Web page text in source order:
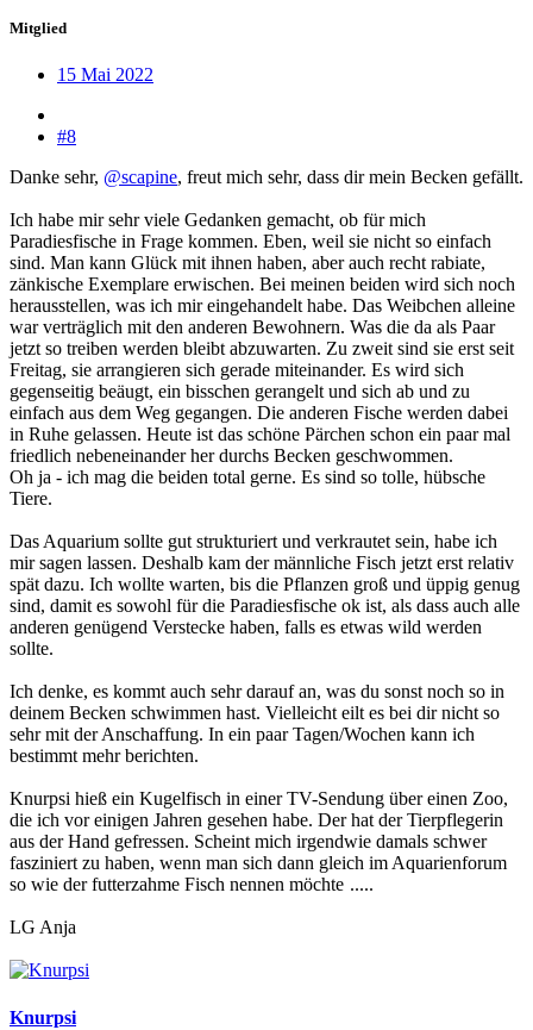
Mitglied
15 Mai 2022
#8
Danke sehr, @scapine, freut mich sehr, dass dir mein Becken gefällt.
Ich habe mir sehr viele Gedanken gemacht, ob für mich
Paradiesfische in Frage kommen. Eben, weil sie nicht so einfach
sind. Man kann Glück mit ihnen haben, aber auch recht rabiate,
zänkische Exemplare erwischen. Bei meinen beiden wird sich noch
herausstellen, was ich mir eingehandelt habe. Das Weibchen alleine
war verträglich mit den anderen Bewohnern. Was die da als Paar
jetzt so treiben werden bleibt abzuwarten. Zu zweit sind sie erst seit
Freitag, sie arrangieren sich gerade miteinander. Es wird sich
gegenseitig beäugt, ein bisschen gerangelt und sich ab und zu
einfach aus dem Weg gegangen. Die anderen Fische werden dabei
in Ruhe gelassen. Heute ist das schöne Pärchen schon ein paar mal
friedlich nebeneinander her durchs Becken geschwommen.
Oh ja - ich mag die beiden total gerne. Es sind so tolle, hübsche
Tiere.
Das Aquarium sollte gut strukturiert und verkrautet sein, habe ich
mir sagen lassen. Deshalb kam der männliche Fisch jetzt erst relativ
spät dazu. Ich wollte warten, bis die Pflanzen groß und üppig genug
sind, damit es sowohl für die Paradiesfische ok ist, als dass auch alle
anderen genügend Verstecke haben, falls es etwas wild werden
sollte.
Ich denke, es kommt auch sehr darauf an, was du sonst noch so in
deinem Becken schwimmen hast. Vielleicht eilt es bei dir nicht so
sehr mit der Anschaffung. In ein paar Tagen/Wochen kann ich
bestimmt mehr berichten.
Knurpsi hieß ein Kugelfisch in einer TV-Sendung über einen Zoo,
die ich vor einigen Jahren gesehen habe. Der hat der Tierpflegerin
aus der Hand gefressen. Scheint mich irgendwie damals schwer
fasziniert zu haben, wenn man sich dann gleich im Aquarienforum
so wie der futterzahme Fisch nennen möchte .....
LG Anja
Knurpsi